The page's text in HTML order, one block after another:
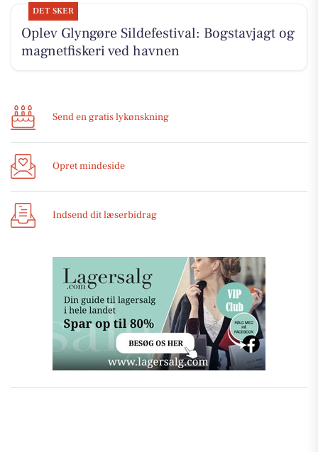
DET SKER
Oplev Glyngøre Sildefestival: Bogstavjagt og
magnetfiskeri ved havnen
Send en gratis lykønskning
Opret mindeside
Indsend dit læserbidrag